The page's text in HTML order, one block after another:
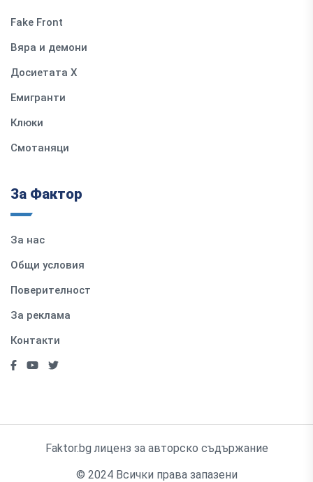
Fake Front
Вяра и демони
Досиетата Х
Емигранти
Клюки
Смотаняци
За Фактор
За нас
Общи условия
Поверителност
За реклама
Контакти
Faktor.bg лиценз за авторско съдържание
© 2024 Всички права запазени